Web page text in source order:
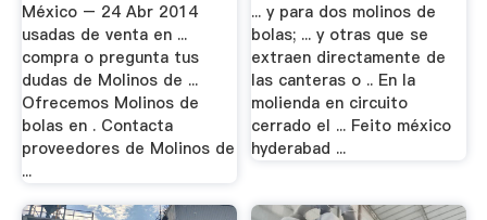
México – 24 Abr 2014
usadas de venta en ...
compra o pregunta tus
dudas de Molinos de ...
Ofrecemos Molinos de
bolas en . Contacta
proveedores de Molinos de
...
... y para dos molinos de
bolas; ... y otras que se
extraen directamente de
las canteras o .. En la
molienda en circuito
cerrado el ... Feito méxico
hyderabad ...